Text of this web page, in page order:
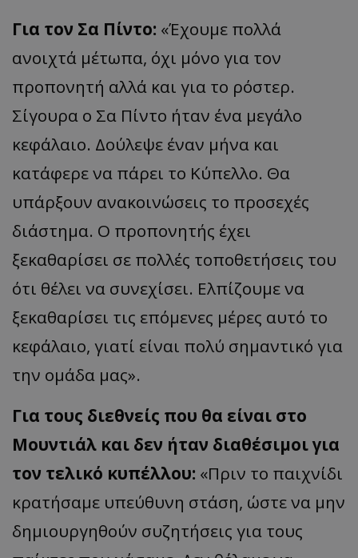
Για τον Σα Πίντο: «Έχουμε πολλά
ανοιχτά μέτωπα, όχι μόνο για τον
προπονητή αλλά και για το ρόστερ.
Σίγουρα ο Σα Πίντο ήταν ένα μεγάλο
κεφάλαιο. Δούλεψε έναν μήνα και
κατάφερε να πάρει το Κύπελλο. Θα
υπάρξουν ανακοινώσεις το προσεχές
διάστημα. Ο προπονητής έχει
ξεκαθαρίσει σε πολλές τοποθετήσεις του
ότι θέλει να συνεχίσει. Ελπίζουμε να
ξεκαθαρίσει τις επόμενες μέρες αυτό το
κεφάλαιο, γιατί είναι πολύ σημαντικό για
την ομάδα μας».
Για τους διεθνείς που θα είναι στο
Μουντιάλ και δεν ήταν διαθέσιμοι για
τον τελικό κυπέλλου: «Πριν το παιχνίδι
κρατήσαμε υπεύθυνη στάση, ώστε να μην
δημιουργηθούν συζητήσεις για τους